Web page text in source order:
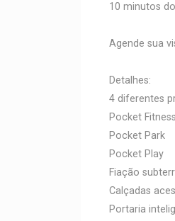
10 minutos
Agende sua
Detalhes:
4 diferentes
Pocket Fitness
Pocket Park
Pocket Play
Fiação
Calçadas
Portaria